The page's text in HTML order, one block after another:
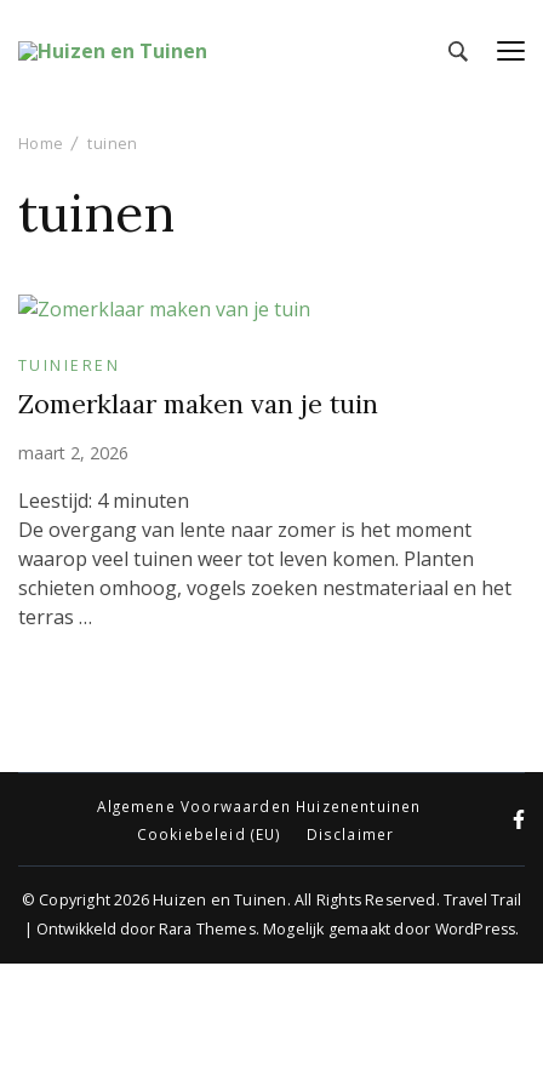
Home tuinen
tuinen
TUINIEREN
Zomerklaar maken van je tuin
maart 2, 2026
Leestijd: 4 minuten
De overgang van lente naar zomer is het moment
waarop veel tuinen weer tot leven komen. Planten
schieten omhoog, vogels zoeken nestmateriaal en het
terras …
Algemene Voorwaarden Huizenentuinen
Cookiebeleid (EU)
Disclaimer
© Copyright 2026Huizen en Tuinen. All Rights Reserved.Travel Trail
| Ontwikkeld doorRara Themes. Mogelijk gemaakt door WordPress.